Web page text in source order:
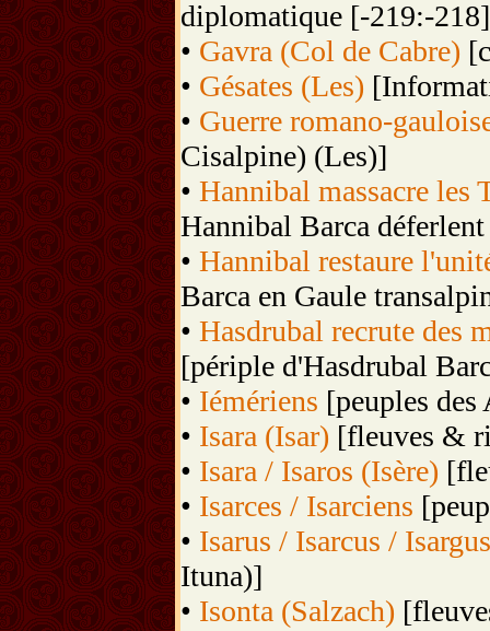
diplomatique [-219:-
• Gavra (Col de Cabre)
• Gésates (Les)
• Guerre romano-
Cisalpine) (Les)]
• Hannibal massacre les
Hannibal Barca
• Hannibal restaure
Barca en Gaule
• Hasdrubal recrute des
[périple d'Hasdrubal
• Iémériens [peuples
• Isara (Isar) [fleuves &
• Isara / Isaros (Isère)
• Isarces / Isarciens
• Isarus / Isarcus /
Ituna)]
• Isonta (Salzach)